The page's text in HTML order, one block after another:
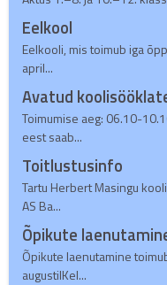
Eelkool
Eelkooli, mis toimub iga
april...
Avatud
Toimumise aeg: 06.10-
eest saab...
Toitlustusinfo
Tartu Herbert Masingu
AS Ba...
Õpikute
Õpikute laenutamine
augustilKel...